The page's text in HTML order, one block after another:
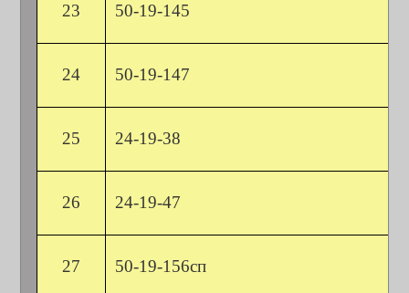
23 50-19-145
24 50-19-147
25 24-19-38
26 24-19-47
27 50-19-156сп